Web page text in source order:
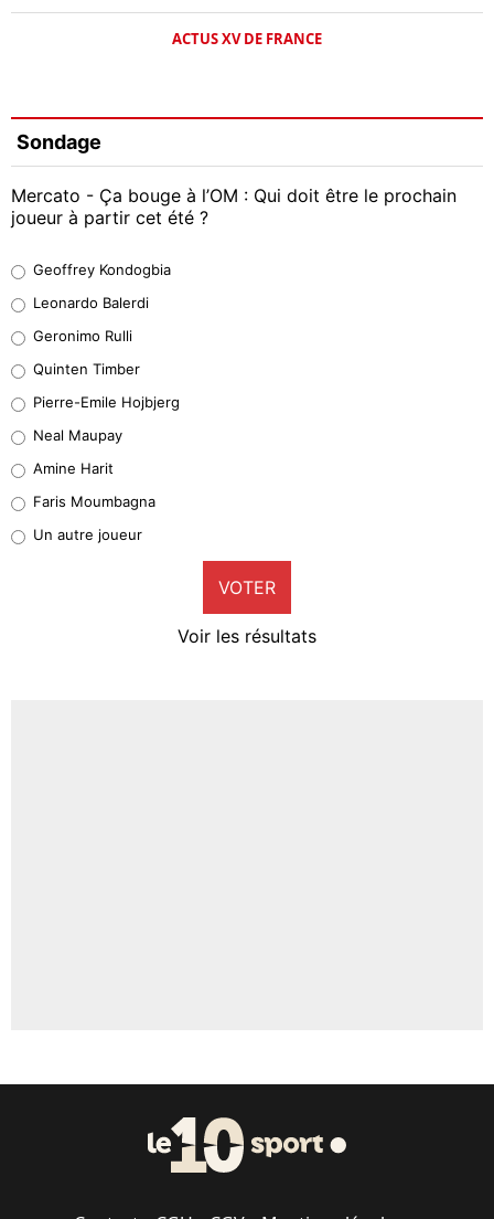
ACTUS XV DE FRANCE
Sondage
Mercato - Ça bouge à l’OM : Qui doit être le prochain
joueur à partir cet été ?
38%
32%
5%
1%
9%
Geoffrey Kondogbia
Leonardo Balerdi
Geronimo Rulli
Quinten Timber
Pierre-Emile Hojbjerg
Neal Maupay
Amine Harit
Faris Moumbagna
Un autre joueur
VOTER
Voir les résultats